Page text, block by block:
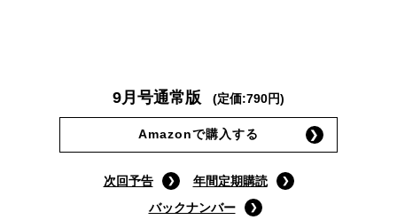
9月号通常版
Amazonで購入する